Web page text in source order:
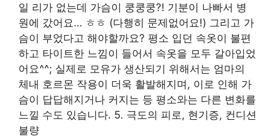
일 리가 없는데 가슴이 쿵쿵쿵?! 기분이 나빠서 병
원에 갔어요… ㅎㅎ (다행히 문제없어요!) 그리고 가
슴이 부었다고 해야할까요? 평소 입던 속옷이 불편
하고 타이트한 느낌이 들어서 속옷을 모두 갈아입었
어요^^; 실제로 모유가 생산되기 위해서는 엄마의
체내 호르몬 작용이 더욱 활발해지며, 이로 인해 가
슴이 답답해지거나 커지는 등 평소와는 다른 변화를
느낄 수도 있습니다. 5. 극도의 피로, 현기증, 컨디션
불량